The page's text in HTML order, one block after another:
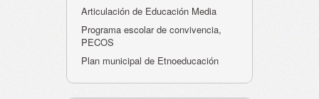
Articulación de Educación Media
Programa escolar de convivencia,
PECOS
Plan municipal de Etnoeducación